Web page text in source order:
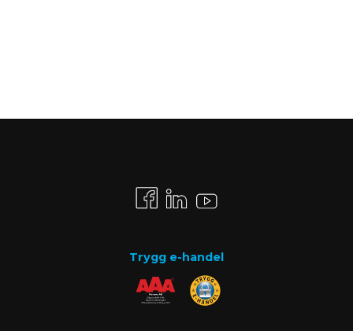
Trygg e-handel